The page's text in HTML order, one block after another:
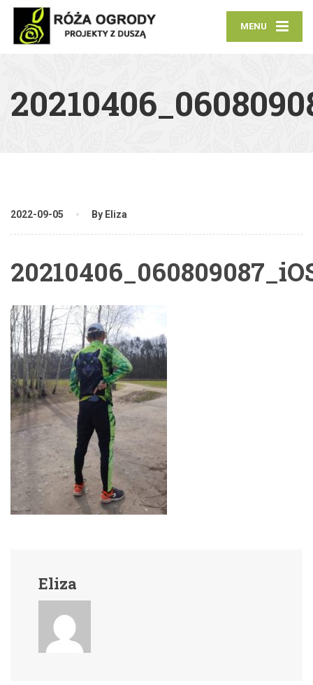
MENU
2022-09-05 By Eliza
Eliza